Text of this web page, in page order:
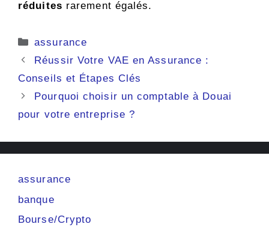
réduites rarement égalés.
Catégories
assurance
Réussir Votre VAE en Assurance :
Conseils et Étapes Clés
Pourquoi choisir un comptable à Douai
pour votre entreprise ?
assurance
banque
Bourse/Crypto